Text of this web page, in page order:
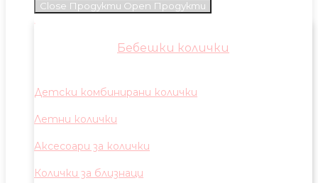
Close Продукти Open Продукти
Бебешки колички
Детски комбинирани колички
Летни колички
Аксесоари за колички
Колички за близнаци